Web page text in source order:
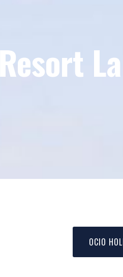
OCIO